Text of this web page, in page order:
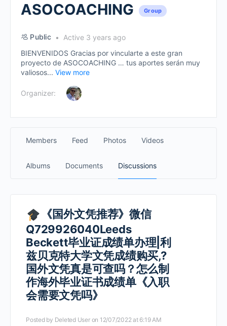
ASOCOACHING Group
Public
Active 3 years ago
BIENVENIDOS Gracias por vincularte a este gran
proyecto de ASOCOACHING … tus aportes serán muy
valiosos... View more
Organizer:
Members Feed Photos Videos
Albums Documents Discussions
《国外文凭推荐》微信
Q729926040Leeds
Beckett毕业证成绩单办理|利
兹贝克特大学文凭成绩购买,?
国外文凭真是可查吗？怎么制
作海外毕业证书成绩单《入职
会需要文凭吗》
Posted by Deleted User on 12/07/2022 at 6:19 AM